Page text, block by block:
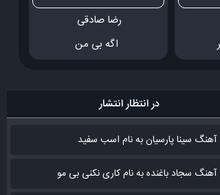
رضا صادقی
اگه بی من
در انتظار انتشار
آهنگ سینا پارسیان به نام اسب سفید
آهنگ سجاد باغنده به نام کاری نکنی بی مو